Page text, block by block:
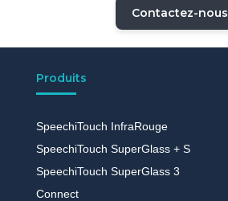
Contactez-nous
Produits
SpeechiTouch InfraRouge
SpeechiTouch SuperGlass + S
SpeechiTouch SuperGlass 3
Connect